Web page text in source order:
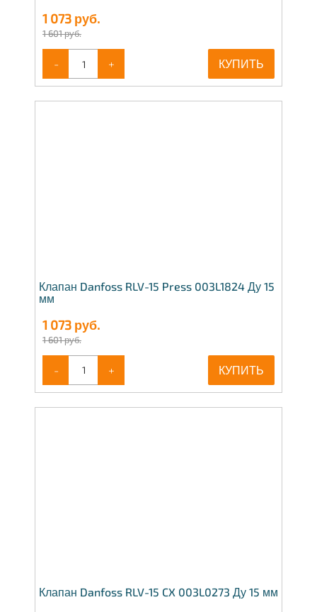
1 073 руб.
1 601 руб.
- + КУПИТЬ
Клапан Danfoss RLV-15 Press 003L1824 Ду 15
мм
1 073 руб.
1 601 руб.
- + КУПИТЬ
Клапан Danfoss RLV-15 CX 003L0273 Ду 15 мм